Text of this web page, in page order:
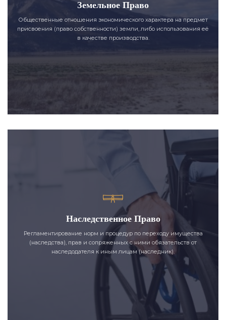
Земельное Право
Общественные отношения экономического характера на предмет
присвоения (право собственности) земли, либо использования её
в качестве производства.
Наследственное Право
Регламентирование норм и процедур по переходу имущества
(наследства), прав и сопряженных с ними обязательств от
наследодателя к иным лицам (наследник).